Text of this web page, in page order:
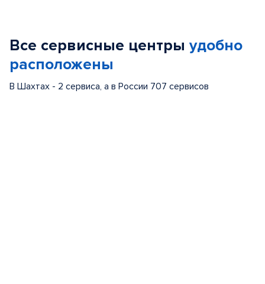
Все сервисные центры удобно
расположены
В Шахтах - 2 сервиса, а в России 707 сервисов